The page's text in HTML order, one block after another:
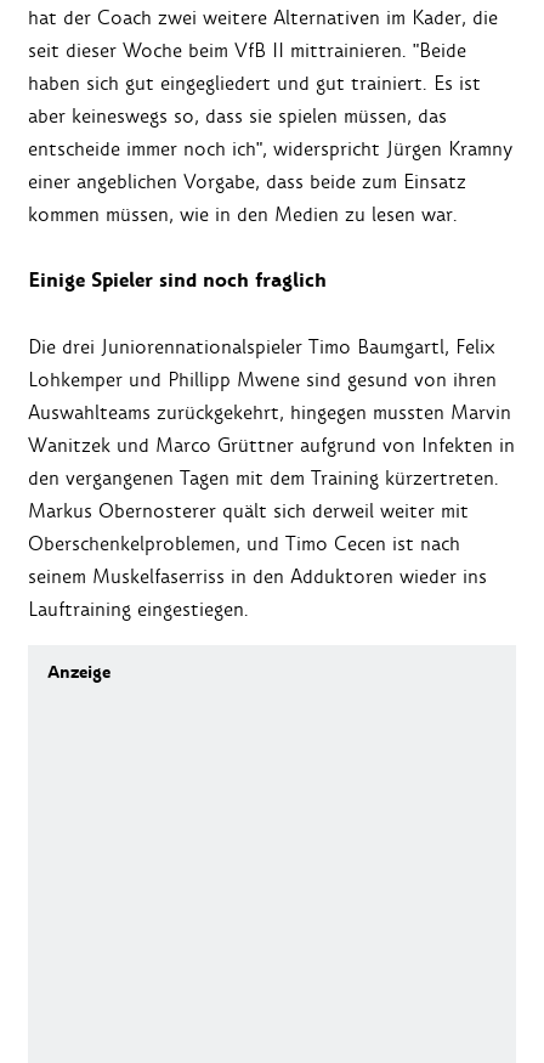
hat der Coach zwei weitere Alternativen im Kader, die
seit dieser Woche beim VfB II mittrainieren. "Beide
haben sich gut eingegliedert und gut trainiert. Es ist
aber keineswegs so, dass sie spielen müssen, das
entscheide immer noch ich", widerspricht Jürgen Kramny
einer angeblichen Vorgabe, dass beide zum Einsatz
kommen müssen, wie in den Medien zu lesen war.
Einige Spieler sind noch fraglich
Die drei Juniorennationalspieler Timo Baumgartl, Felix
Lohkemper und Phillipp Mwene sind gesund von ihren
Auswahlteams zurückgekehrt, hingegen mussten Marvin
Wanitzek und Marco Grüttner aufgrund von Infekten in
den vergangenen Tagen mit dem Training kürzertreten.
Markus Obernosterer quält sich derweil weiter mit
Oberschenkelproblemen, und Timo Cecen ist nach
seinem Muskelfaserriss in den Adduktoren wieder ins
Lauftraining eingestiegen.